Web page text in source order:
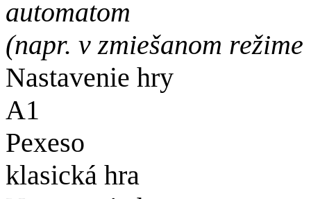
automatom
(napr. v zmiešanom režime
Nastavenie hry
A1
Pexeso
klasická hra